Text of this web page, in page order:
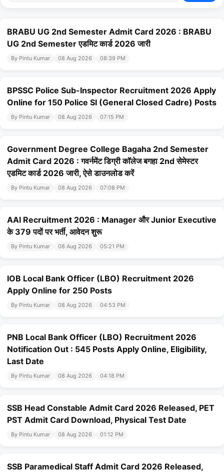
BRABU UG 2nd Semester Admit Card 2026 : BRABU
UG 2nd Semester एडमिट कार्ड 2026 जारी
By Pintu Kumar 08 Aug 2026 08:39 PM
BPSSC Police Sub-Inspector Recruitment 2026 Apply
Online for 150 Police SI (General Closed Cadre) Posts
By Pintu Kumar 08 Aug 2026 07:15 PM
Government Degree College Bagaha 2nd Semester
Admit Card 2026 : गवर्नमेंट डिग्री कॉलेज बगहा 2nd सेमेस्टर
एडमिट कार्ड 2026 जारी, ऐसे डाउनलोड करें
By Pintu Kumar 08 Aug 2026 07:08 PM
AAI Recruitment 2026 : Manager और Junior Executive
के 379 पदों पर भर्ती, आवेदन शुरू
By Pintu Kumar 08 Aug 2026 05:21 PM
IOB Local Bank Officer (LBO) Recruitment 2026
Apply Online for 250 Posts
By Pintu Kumar 08 Aug 2026 04:53 PM
PNB Local Bank Officer (LBO) Recruitment 2026
Notification Out : 545 Posts Apply Online, Eligibility,
Last Date
By Pintu Kumar 08 Aug 2026 04:18 PM
SSB Head Constable Admit Card 2026 Released, PET
PST Admit Card Download, Physical Test Date
By Pintu Kumar 08 Aug 2026 01:12 PM
SSB Paramedical Staff Admit Card 2026 Released,